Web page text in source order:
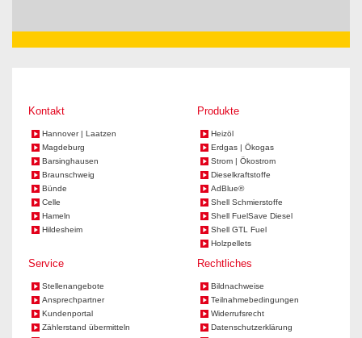
Kontakt
Hannover | Laatzen
Magdeburg
Barsinghausen
Braunschweig
Bünde
Celle
Hameln
Hildesheim
Produkte
Heizöl
Erdgas | Ökogas
Strom | Ökostrom
Dieselkraftstoffe
AdBlue®
Shell Schmierstoffe
Shell FuelSave Diesel
Shell GTL Fuel
Holzpellets
Service
Stellenangebote
Ansprechpartner
Kundenportal
Zählerstand übermitteln
Rechtliches
Bildnachweise
Teilnahmebedingungen
Widerrufsrecht
Datenschutzerklärung